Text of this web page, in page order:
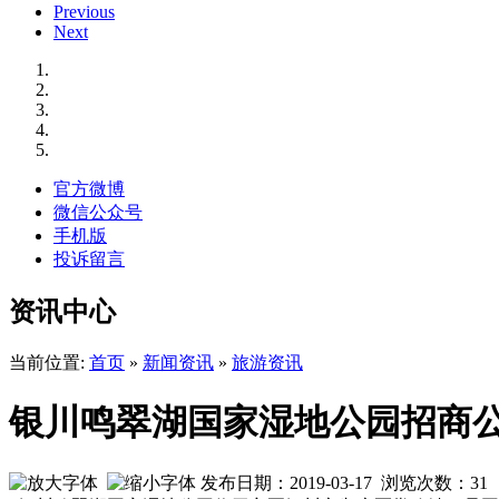
Previous
Next
官方微博
微信公众号
手机版
投诉留言
资讯中心
当前位置: 首页 » 新闻资讯 » 旅游资讯
银川鸣翠湖国家湿地公园招商
发布日期：2019-03-17 浏览次数： 31